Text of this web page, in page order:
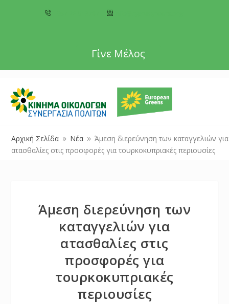
Γίνε Μέλος
Αρχική Σελίδα 9 Νέα 9 Άμεση διερεύνηση των καταγγελιών για
ατασθαλίες στις προσφορές για τουρκοκυπριακές περιουσίες
Άμεση διερεύνηση των
καταγγελιών για
ατασθαλίες στις
προσφορές για
τουρκοκυπριακές
περιουσίες